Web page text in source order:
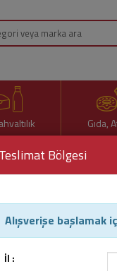
Gıda,
42 Gr
Teslimat Bölgesi
Alışverişe başlamak
İl :